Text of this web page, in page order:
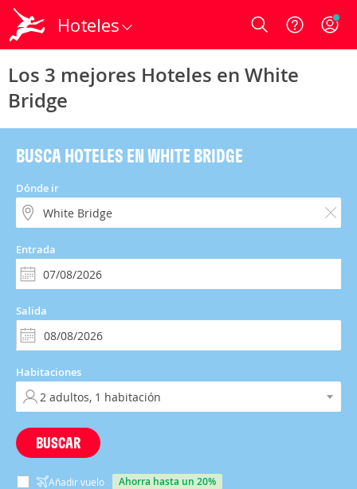
Hoteles Login
Los 3 mejores Hoteles en White
Bridge
BUSCA HOTELES EN WHITE BRIDGE
Dónde ir
Entrada
Salida
Habitaciones
BUSCAR
Añadir vuelo ahorra hasta un 20%